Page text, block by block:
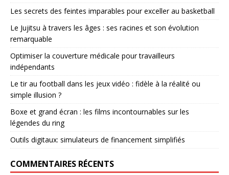
Les secrets des feintes imparables pour exceller au basketball
Le Jujitsu à travers les âges : ses racines et son évolution
remarquable
Optimiser la couverture médicale pour travailleurs
indépendants
Le tir au football dans les jeux vidéo : fidèle à la réalité ou
simple illusion ?
Boxe et grand écran : les films incontournables sur les
légendes du ring
Outils digitaux: simulateurs de financement simplifiés
COMMENTAIRES RÉCENTS